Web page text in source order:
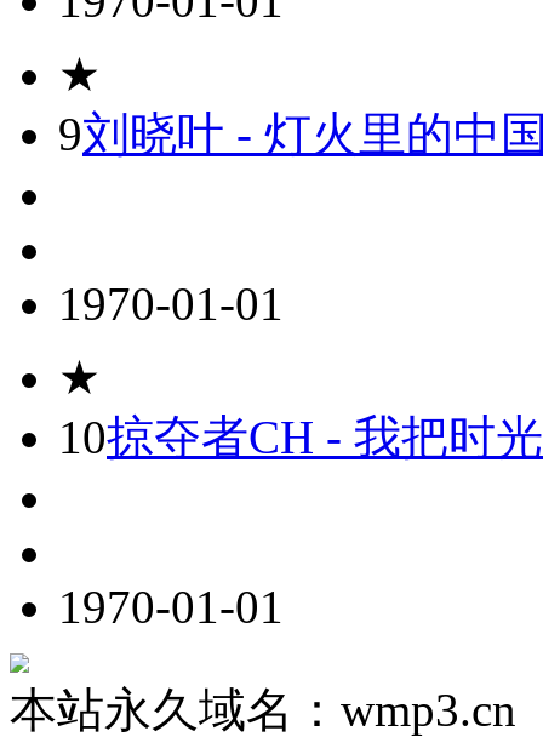
★
9刘晓叶 - 灯火里的中
1970-01-01
★
10掠夺者CH - 我把时
1970-01-01
本站永久域名：wmp3.cn